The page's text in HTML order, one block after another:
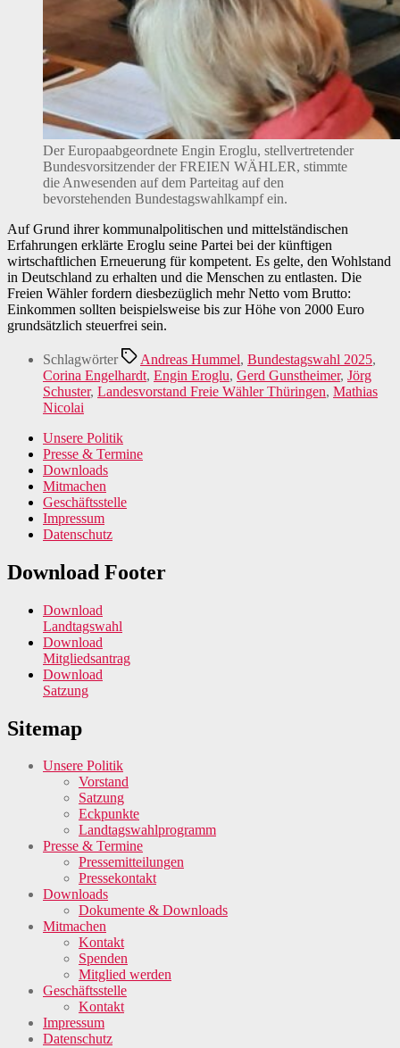
Der Europaabgeordnete Engin Eroglu, stellvertretender
Bundesvorsitzender der FREIEN WÄHLER, stimmte
die Anwesenden auf dem Parteitag auf den
bevorstehenden Bundestagswahlkampf ein.
Auf Grund ihrer kommunalpolitischen und mittelständischen
Erfahrungen erklärte Eroglu seine Partei bei der künftigen
wirtschaftlichen Erneuerung für kompetent. Es gelte, den Wohlstand
in Deutschland zu erhalten und die Menschen zu entlasten. Die
Freien Wähler fordern diesbezüglich mehr Netto vom Brutto:
Einkommen sollten beispielsweise bis zur Höhe von 2000 Euro
grundsätzlich steuerfrei sein.
Schlagwörter Andreas Hummel, Bundestagswahl 2025,
Corina Engelhardt, Engin Eroglu, Gerd Gunstheimer, Jörg
Schuster, Landesvorstand Freie Wähler Thüringen, Mathias
Nicolai
Unsere Politik
Presse & Termine
Downloads
Mitmachen
Geschäftsstelle
Impressum
Datenschutz
Download Footer
Download
Landtagswahl
Download
Mitgliedsantrag
Download
Satzung
Sitemap
Unsere Politik
Vorstand
Satzung
Eckpunkte
Landtagswahlprogramm
Presse & Termine
Pressemitteilungen
Pressekontakt
Downloads
Dokumente & Downloads
Mitmachen
Kontakt
Spenden
Mitglied werden
Geschäftsstelle
Kontakt
Impressum
Datenschutz